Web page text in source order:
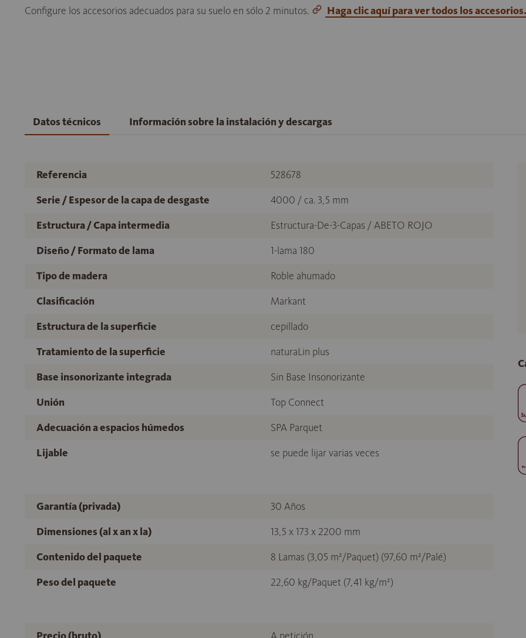
Configure los accesorios adecuados para su suelo en sólo 2 minutos. Haga clic aquí para ver todos los accesorios.
Datos técnicos Información sobre la instalación y descargas
Referencia
528678
Serie / Espesor de la capa de desgaste
4000 / ca. 3,5 mm
Estructura / Capa intermedia
Estructura-De-3-Capas / ABETO ROJO
Diseño / Formato de lama
1-lama 180
Tipo de madera
Roble ahumado
Clasificación
Markant
Estructura de la superficie
cepillado
Tratamiento de la superficie
naturaLin plus
Base insonorizante integrada
Sin Base Insonorizante
Unión
Top Connect
Adecuación a espacios húmedos
SPA Parquet
Lijable
se puede lijar varias veces
Garantía (privada)
30 Años
Dimensiones (al x an x la)
13,5 x 173 x 2200 mm
Contenido del paquete
8 Lamas (3,05 m²/Paquet) (97,60 m²/Palé)
Peso del paquete
22,60 kg/Paquet (7,41 kg/m²)